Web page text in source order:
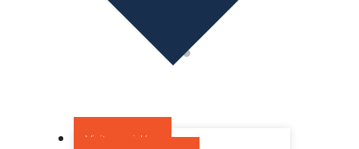
Visites guidées